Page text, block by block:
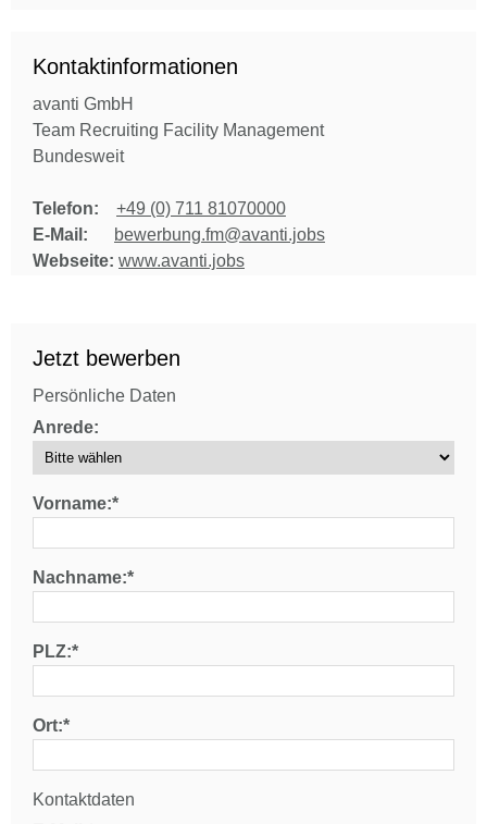
Kontaktinformationen
avanti GmbH
Team Recruiting Facility Management
Bundesweit
Telefon:
+49 (0) 711 81070000
E-Mail:
bewerbung.fm@avanti.jobs
Webseite: www.avanti.jobs
Jetzt bewerben
Persönliche Daten
Anrede:
Vorname:*
Nachname:*
PLZ:*
Ort:*
Kontaktdaten